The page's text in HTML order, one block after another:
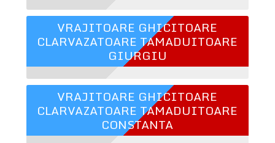
VRAJITOARE GHICITOARE
CLARVAZATOARE TAMADUITOARE
GIURGIU
VRAJITOARE GHICITOARE
CLARVAZATOARE TAMADUITOARE
CONSTANTA